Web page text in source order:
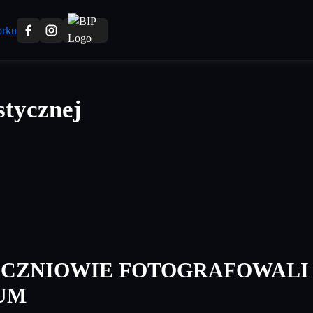
FOTOGRAFOWALI